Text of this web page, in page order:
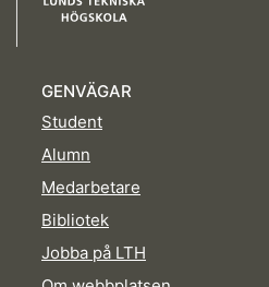
GENVÄGAR
Student
Alumn
Medarbetare
Bibliotek
Jobba på LTH